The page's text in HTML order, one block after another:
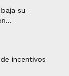
su
incentivos